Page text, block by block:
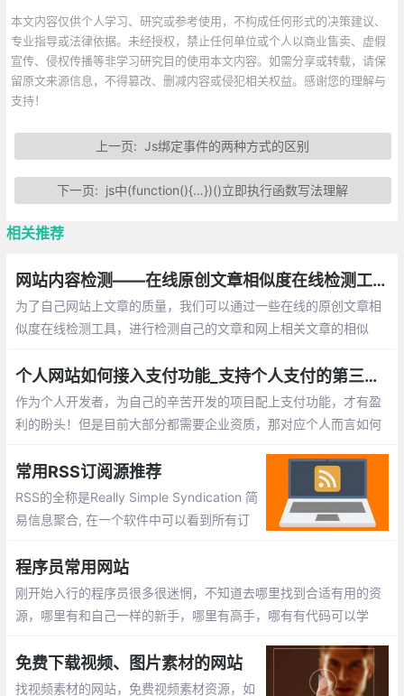
本文内容仅供个人学习、研究或参考使用，不构成任何形式的决策建议、
专业指导或法律依据。未经授权，禁止任何单位或个人以商业售卖、虚假
宣传、侵权传播等非学习研究目的使用本文内容。如需分享或转载，请保
留原文来源信息，不得篡改、删减内容或侵犯相关权益。感谢您的理解与
支持！
上一页:Js绑定事件的两种方式的区别
下一页: js中(function(){…})()立即执行函数写法理解
相关推荐
网站内容检测——在线原创文章相似度在线检测工具总汇
为了自己网站上文章的质量，我们可以通过一些在线的原创文章相
似度在线检测工具，进行检测自己的文章和网上相关文章的相似
个人网站如何接入支付功能_支持个人支付的第三方平台整理
作为个人开发者，为自己的辛苦开发的项目配上支付功能，才有盈
利的盼头！但是目前大部分都需要企业资质，那对应个人而言如何
第三方支付平台。
常用RSS订阅源推荐
RSS的全称是Really Simple Syndication 简
易信息聚合, 在一个软件中可以看到所有订
D网站信息, 需要一个个上去看看有没有更
新, 这样无疑很费时。
程序员常用网站
刚开始入行的程序员很多很迷惘，不知道去哪里找到合适有用的资
源，哪里有和自己一样的新手，哪里有高手，哪有有代码可以学
免费下载视频、图片素材的网站
找视频素材的网站，免费视频素材资源，如